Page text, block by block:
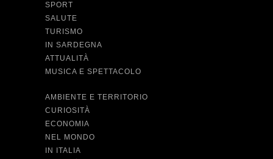
SPORT
SALUTE
TURISMO
IN SARDEGNA
ATTUALITÀ
MUSICA E SPETTACOLO
AMBIENTE E TERRITORIO
CURIOSITÀ
ECONOMIA
NEL MONDO
IN ITALIA